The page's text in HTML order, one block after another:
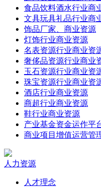
食品饮料酒水行业商
文具玩具礼品行业商
饰品厂家、商业资源
灯饰行业商业资源
名表资源行业商业资
奢侈品资源行业商业
玉石资源行业商业资
珠宝资源行业商业资
酒店行业商业资源
商超行业商业资源
鞋行业商业资源
产业基金资金运作平
商业项目增值运营管
人力资源
人才理念